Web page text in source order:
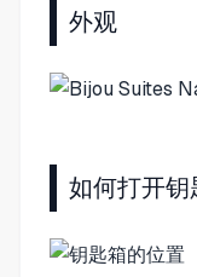
外观
如何打开钥